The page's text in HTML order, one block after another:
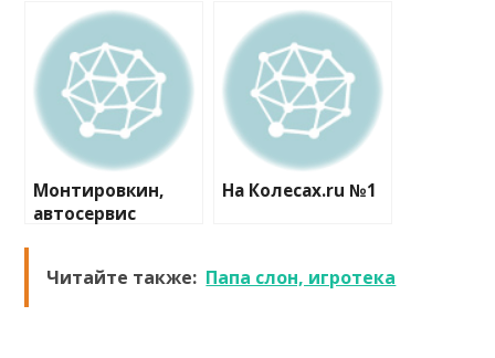
Монтировкин,
автосервис
На Колесах.ru №1
Читайте также: Папа слон, игротека